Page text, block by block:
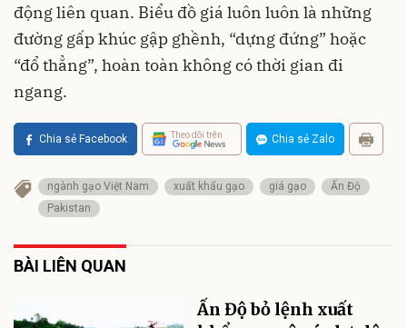
động liên quan. Biểu đồ giá luôn luôn là những
đường gấp khúc gập ghềnh, “dựng đứng” hoặc
“đổ thẳng”, hoàn toàn không có thời gian đi
ngang.
Chia sẻ Facebook Theo dõi trên Chia sẻ Zalo
ngành gạo Việt Nam xuất khẩu gạo giá gạo
Ấn Độ
Pakistan
BÀI LIÊN QUAN
Ấn Độ bỏ lệnh xuất